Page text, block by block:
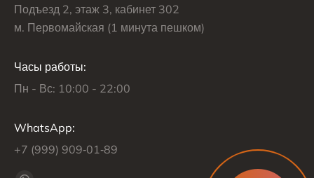
Подъезд 2, этаж 3, кабинет 302
м. Первомайская (1 минута пешком)
Часы работы:
Пн - Вс: 10:00 - 22:00
WhatsApp:
+7 (999) 909‑01‑89